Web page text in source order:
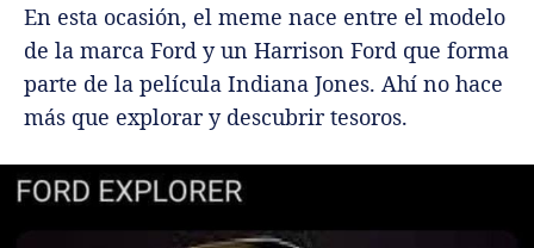
En esta ocasión, el meme nace entre el modelo
de la marca Ford y un Harrison Ford que forma
parte de la película Indiana Jones. Ahí no hace
más que explorar y descubrir tesoros.